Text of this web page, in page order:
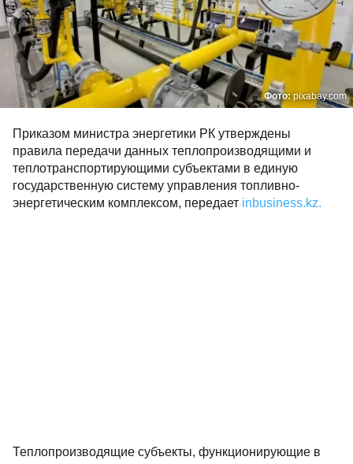
Фото: pixabay.com
Приказом министра энергетики РК утверждены
правила передачи данных теплопроизводящими и
теплотранспортирующими субъектами в единую
государственную систему управления топливно-
энергетическим комплексом, передает inbusiness.kz.
Теплопроизводящие субъекты, функционирующие в